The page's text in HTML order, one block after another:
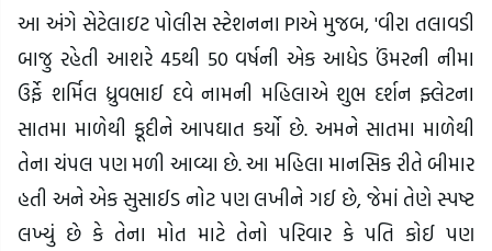
આ અંગે સેટેલાઇટ પોલીસ સ્ટેશનના PIએ મુજબ, 'વીરા તલાવડી
બાજુ રહેતી આશરે 45થી 50 વર્ષની એક આધેડ ઉંમરની નીમા
ઉર્ફે શર્મિલ ધ્રુવભાઈ દવે નામની મહિલાએ શુભ દર્શન ફ્લેટના
સાતમા માળેથી કૂદીને આપઘાત કર્યો છે. અમને સાતમા માળેથી
તેના ચંપલ પણ મળી આવ્યા છે. આ મહિલા માનસિક રીતે બીમાર
હતી અને એક સુસાઈડ નોટ પણ લખીને ગઈ છે, જેમાં તેણે સ્પષ્ટ
લખ્યું છે કે તેના મોત માટે તેનો પરિવાર કે પતિ કોઈ પણ